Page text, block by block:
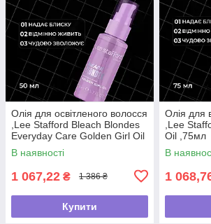
Олія для освітленого волосся
,Lee Stafford Bleach Blondes
Everyday Care Golden Girl Oil
,50мл
В наявності
1 067,22 ₴ 1 386 ₴
Купити
Олія для
,Lee
Oil ,75мл
В
1